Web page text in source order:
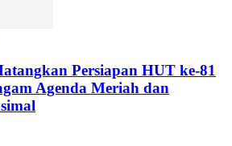
Persiapan HUT ke-81
Agenda Meriah dan